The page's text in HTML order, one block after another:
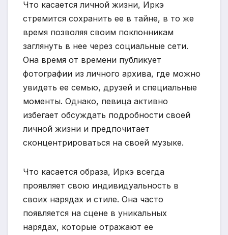
Что касается личной жизни, Иркэ
стремится сохранить ее в тайне, в то же
время позволяя своим поклонникам
заглянуть в нее через социальные сети.
Она время от времени публикует
фотографии из личного архива, где можно
увидеть ее семью, друзей и специальные
моменты. Однако, певица активно
избегает обсуждать подробности своей
личной жизни и предпочитает
сконцентрироваться на своей музыке.
Что касается образа, Иркэ всегда
проявляет свою индивидуальность в
своих нарядах и стиле. Она часто
появляется на сцене в уникальных
нарядах, которые отражают ее